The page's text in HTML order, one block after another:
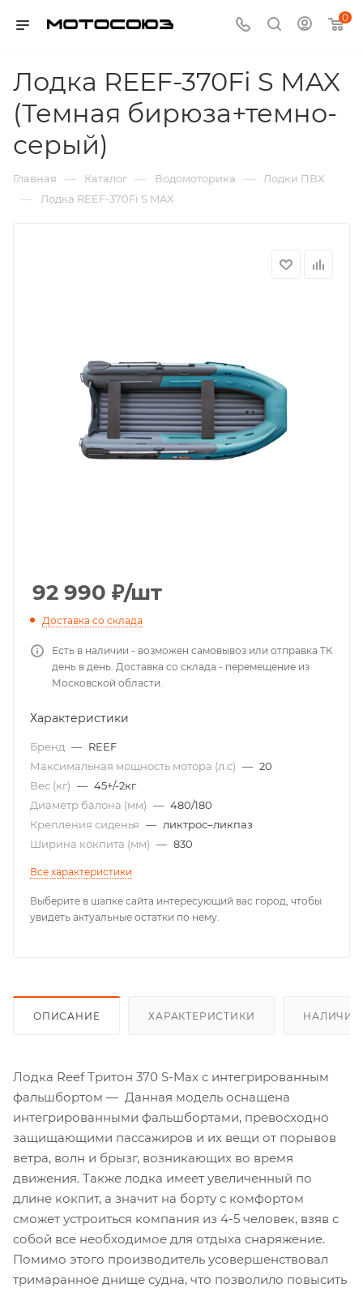
0
Лодка REEF-370Fi S MAX
(Темная бирюза+темно-
серый)
Главная — Каталог — Водомоторика — Лодки ПВХ
— Лодка REEF-370Fi S MAX
92 990 ₽/шт
Доставка со склада
Есть в наличии - возможен самовывоз или отправка ТК
день в день. Доставка со склада - перемещение из
Московской области.
Характеристики
Бренд — REEF
Максимальная мощность мотора (л.с) — 20
Вес (кг) — 45+/-2кг
Диаметр балона (мм) — 480/180
Крепления сиденья — ликтрос–ликпаз
Ширина кокпита (мм) — 830
Все характеристики
Выберите в шапке сайта интересующий вас город, чтобы
увидеть актуальные остатки по нему.
ОПИСАНИЕ ХАРАКТЕРИСТИКИ НАЛИЧИЕ
Лодка Reef Тритон 370 S-Max с интегрированным
фальшбортом — Данная модель оснащена
интегрированными фальшбортами, превосходно
защищающими пассажиров и их вещи от порывов
ветра, волн и брызг, возникающих во время
движения. Также лодка имеет увеличенный по
длине кокпит, а значит на борту с комфортом
сможет устроиться компания из 4-5 человек, взяв с
собой все необходимое для отдыха снаряжение.
Помимо этого производитель усовершенствовал
тримаранное днище судна, что позволило повысить